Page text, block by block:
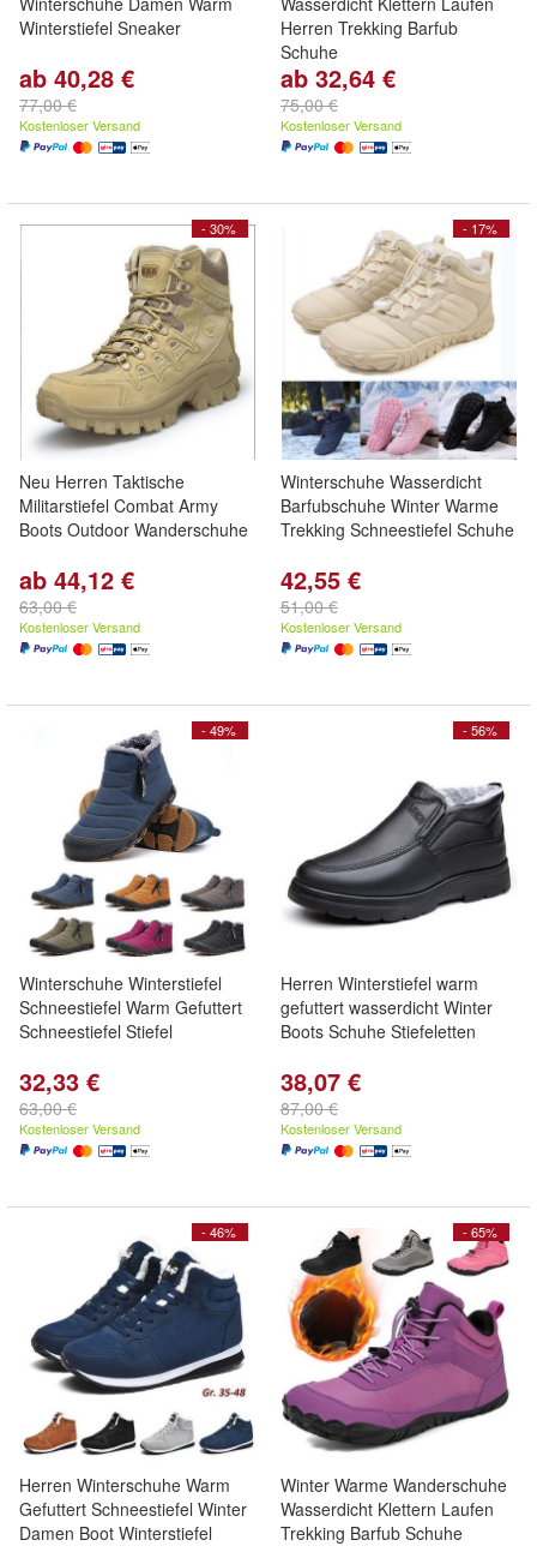
Winterstiefel Sneaker
ab 40,28 €
77,00 €
Kostenloser Versand
Herren Trekking Barfub
Schuhe
ab 32,64 €
75,00 €
Kostenloser Versand
- 30%
Neu Herren Taktische
Militarstiefel Combat Army
Boots Outdoor Wanderschuhe
ab 44,12 €
63,00 €
Kostenloser Versand
- 17%
Winterschuhe Wasserdicht
Barfubschuhe Winter Warme
Trekking Schneestiefel Schuhe
42,55 €
51,00 €
Kostenloser Versand
- 49%
Winterschuhe Winterstiefel
Schneestiefel Warm Gefuttert
Schneestiefel Stiefel
32,33 €
63,00 €
Kostenloser Versand
- 56%
Herren Winterstiefel warm
gefuttert wasserdicht Winter
Boots Schuhe Stiefeletten
38,07 €
87,00 €
Kostenloser Versand
- 46%
Herren Winterschuhe Warm
Gefuttert Schneestiefel Winter
Damen Boot Winterstiefel
- 65%
Winter Warme Wanderschuhe
Wasserdicht Klettern Laufen
Trekking Barfub Schuhe